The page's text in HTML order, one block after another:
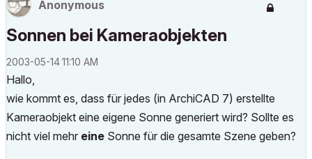
Anonymous
Sonnen bei Kameraobjekten
‎2003-05-1411:10 AM
Hallo,
wie kommt es, dass für jedes (in ArchiCAD 7) erstellte
Kameraobjekt eine eigene Sonne generiert wird? Sollte es
nicht viel mehr eine Sonne für die gesamte Szene geben?